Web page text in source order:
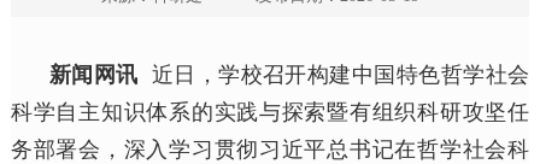
新闻网讯 近日，学校召开构建中国特色哲学社会
科学自主知识体系的实践与探索暨有组织科研攻坚任
务部署会，深入学习贯彻习近平总书记在哲学社会科